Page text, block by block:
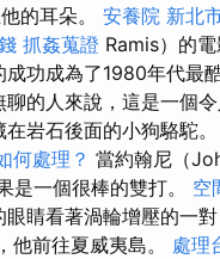
的耳朵。 安養院 新北
抓姦蒐證 Ramis）的
功成為了1980年代最
的人來說，這是一個令
岩石後面的小狗駱駝
何處理？ 當約翰尼（
是一個很棒的雙打。 空
睛看著渦輪增壓的一
他前往夏威夷島。 處理